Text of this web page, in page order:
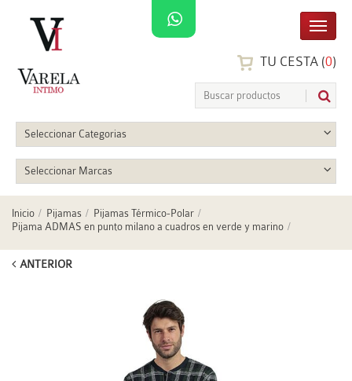
TU CESTA (0)
Seleccionar Categorias
Seleccionar Marcas
Inicio Pijamas
Pijamas Térmico-Polar
Pijama ADMAS en punto milano a cuadros en verde y marino
ANTERIOR